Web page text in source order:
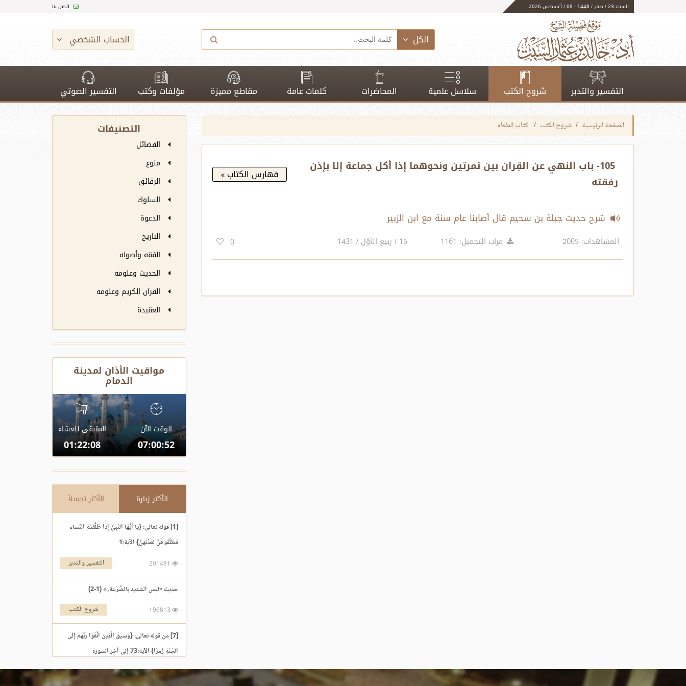
السبت 23 / صفر / 1448 - 08 / أغسطس 2026 اتصل بنا
الكل الحساب الشخصي
التفسير والتدبر شروح الكتب سلاسل علمية المحاضرات كلمات عامة مقاطع مميزة مؤلفات وكتب التفسير الصوتي
الصفحة الرئيسية شروح الكتب كتاب الطعام
105- باب النهي عن القِران بين تمرتين ونحوهما إذا أكل جماعة إلا بإذن
رفقته
فهارس الكتاب
شرح حديث جبلة بن سحيم قال أصابنا عام سنة مع ابن الزبير
المشاهدات: 2005 مرات التحميل: 1161 15 / ربيع الأوّل / 1431 0
التصنيفات
الفضائل
منوع
الرقائق
السلوك
الدعوة
التاريخ
الفقه وأصوله
الحديث وعلومه
القرآن الكريم وعلومه
العقيدة
مواقيت الأذان لمدينة
الدمام
الوقت الآن
07:00:52
المتبقي للعشاء
01:22:08
الأكثر زيارة الأكثر تحميلاً
[1] قوله تعالى: {يَا أَيُّهَا النَّبِيُّ إِذَا طَلَّقْتُمُ النِّسَاء
فَطَلِّقُوهُنَّ لِعِدَّتِهِنَّ} الآية:1
التفسير والتدبر
حديث «ليس الشديد بالصُّرَعة..» (1-2)
شروح الكتب
[7] من قوله تعالى: {وَسِيقَ الَّذِينَ اتَّقَوْا رَبَّهُمْ إِلَى
الْجَنَّةِ زُمَرًا} الآية:73 إلى آخر السورة
التفسير والتدبر